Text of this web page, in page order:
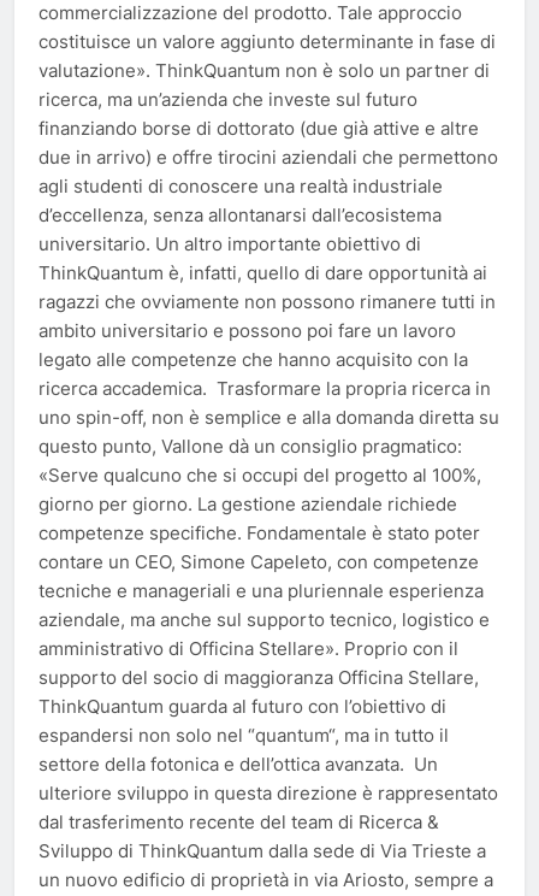
commercializzazione del prodotto. Tale approccio
costituisce un valore aggiunto determinante in fase di
valutazione». ThinkQuantum non è solo un partner di
ricerca, ma un’azienda che investe sul futuro
finanziando borse di dottorato (due già attive e altre
due in arrivo) e offre tirocini aziendali che permettono
agli studenti di conoscere una realtà industriale
d’eccellenza, senza allontanarsi dall’ecosistema
universitario. Un altro importante obiettivo di
ThinkQuantum è, infatti, quello di dare opportunità ai
ragazzi che ovviamente non possono rimanere tutti in
ambito universitario e possono poi fare un lavoro
legato alle competenze che hanno acquisito con la
ricerca accademica. Trasformare la propria ricerca in
uno spin-off, non è semplice e alla domanda diretta su
questo punto, Vallone dà un consiglio pragmatico:
«Serve qualcuno che si occupi del progetto al 100%,
giorno per giorno. La gestione aziendale richiede
competenze specifiche. Fondamentale è stato poter
contare un CEO, Simone Capeleto, con competenze
tecniche e manageriali e una pluriennale esperienza
aziendale, ma anche sul supporto tecnico, logistico e
amministrativo di Officina Stellare». Proprio con il
supporto del socio di maggioranza Officina Stellare,
ThinkQuantum guarda al futuro con l’obiettivo di
espandersi non solo nel “quantum“, ma in tutto il
settore della fotonica e dell’ottica avanzata. Un
ulteriore sviluppo in questa direzione è rappresentato
dal trasferimento recente del team di Ricerca &
Sviluppo di ThinkQuantum dalla sede di Via Trieste a
un nuovo edificio di proprietà in via Ariosto, sempre a